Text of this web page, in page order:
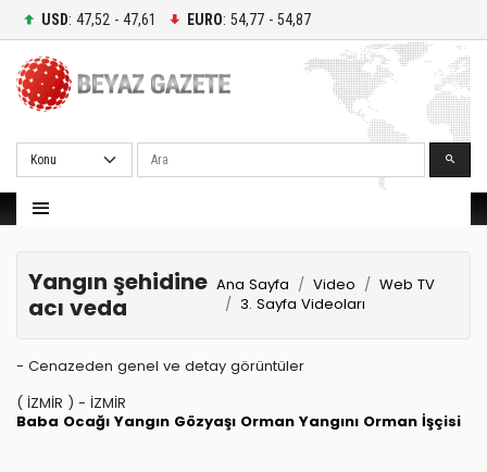
USD: 47,52 - 47,61 EURO: 54,77 - 54,87
Ara
Yangın şehidine
acı veda
Ana Sayfa Video
Web TV
3. Sayfa Videoları
- Cenazeden genel ve detay görüntüler
( İZMİR ) - İZMİR
Baba Ocağı Yangın Gözyaşı Orman Yangını Orman İşçisi